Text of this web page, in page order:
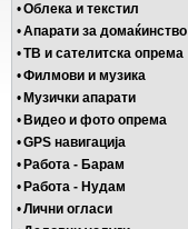
•Облека и текстил
•Апарати за домаќинство
•ТВ и сателитска опрема
•Филмови и музика
• Музички апарати
• Видео и фото опрема
•GPS навигација
• Работа - Барам
• Работа - Нудам
•Лични огласи